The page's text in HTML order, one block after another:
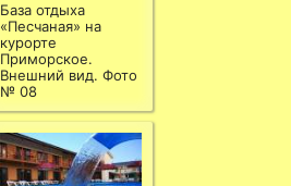
База отдыха
«Песчаная» на
курорте
Приморское.
Внешний вид. Фото
№ 08